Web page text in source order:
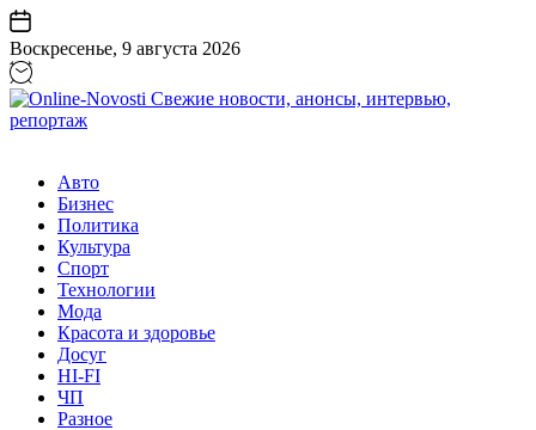
Перейти
к
содержанию
Воскресенье, 9 августа 2026
Свежие
новости,
анонсы,
интервью,
репортаж
Авто
Бизнес
Политика
Культура
Спорт
Технологии
Мода
Красота и здоровье
Досуг
HI-FI
ЧП
Разное